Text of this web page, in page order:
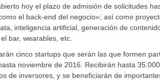
hoy el plazo de admisión de solicitudes
el back-end del negocio»; así como
inteligencia artificial, generación de
bar, wearables, etc.
cinco startups que serán las que formen
noviembre de 2016. Recibirán hasta
de inversores, y se beneficiarán de